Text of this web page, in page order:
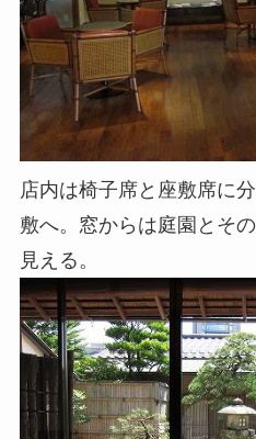
店内は椅子席と座敷席に
敷へ。窓からは庭園とそ
見える。